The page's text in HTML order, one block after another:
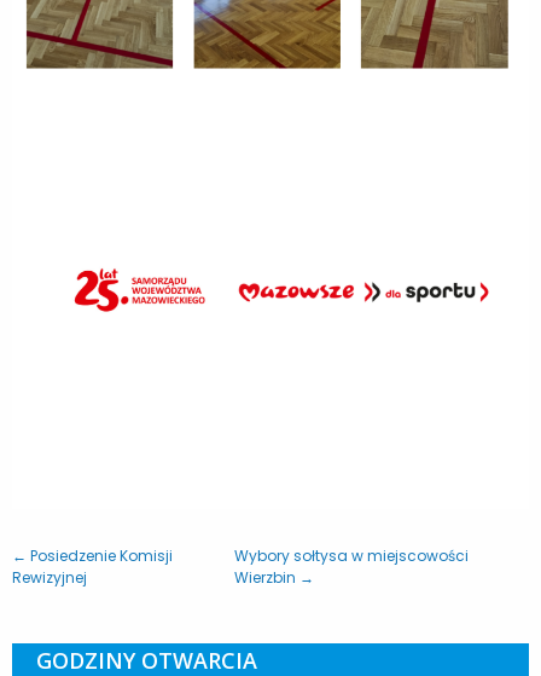
← Posiedzenie Komisji
Rewizyjnej
Wybory sołtysa w miejscowości
Wierzbin →
GODZINY OTWARCIA